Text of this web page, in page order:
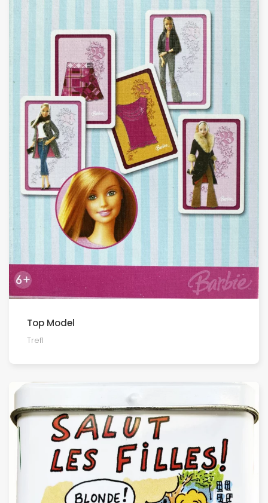
Top Model
Trefl